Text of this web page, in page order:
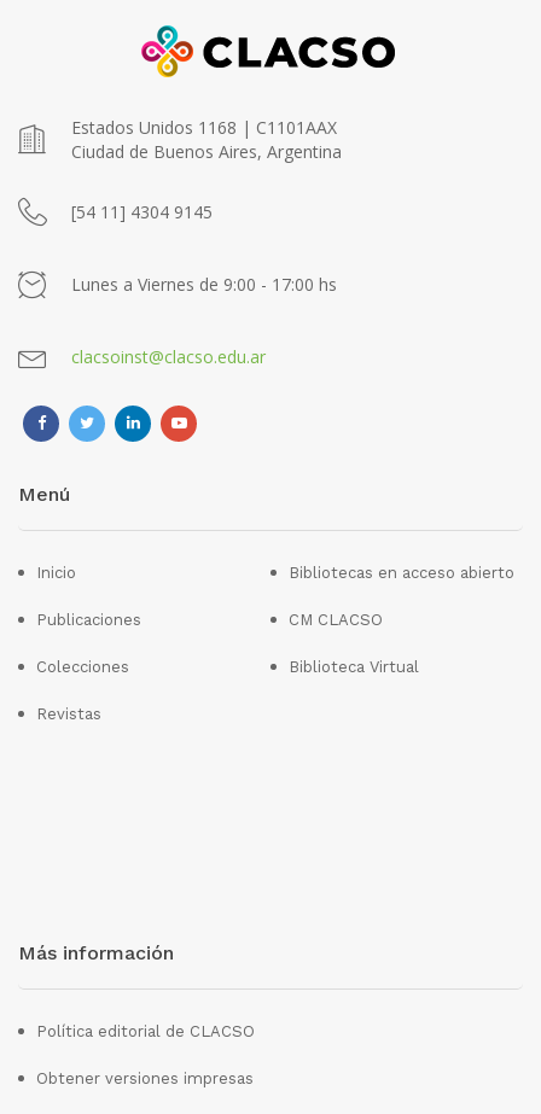
Estados Unidos 1168 | C1101AAX
Ciudad de Buenos Aires, Argentina
[54 11] 4304 9145
Lunes a Viernes de 9:00 - 17:00 hs
clacsoinst@clacso.edu.ar
Menú
Inicio
Publicaciones
Colecciones
Revistas
Bibliotecas en acceso abierto
CM CLACSO
Biblioteca Virtual
Más información
Política editorial de CLACSO
Obtener versiones impresas